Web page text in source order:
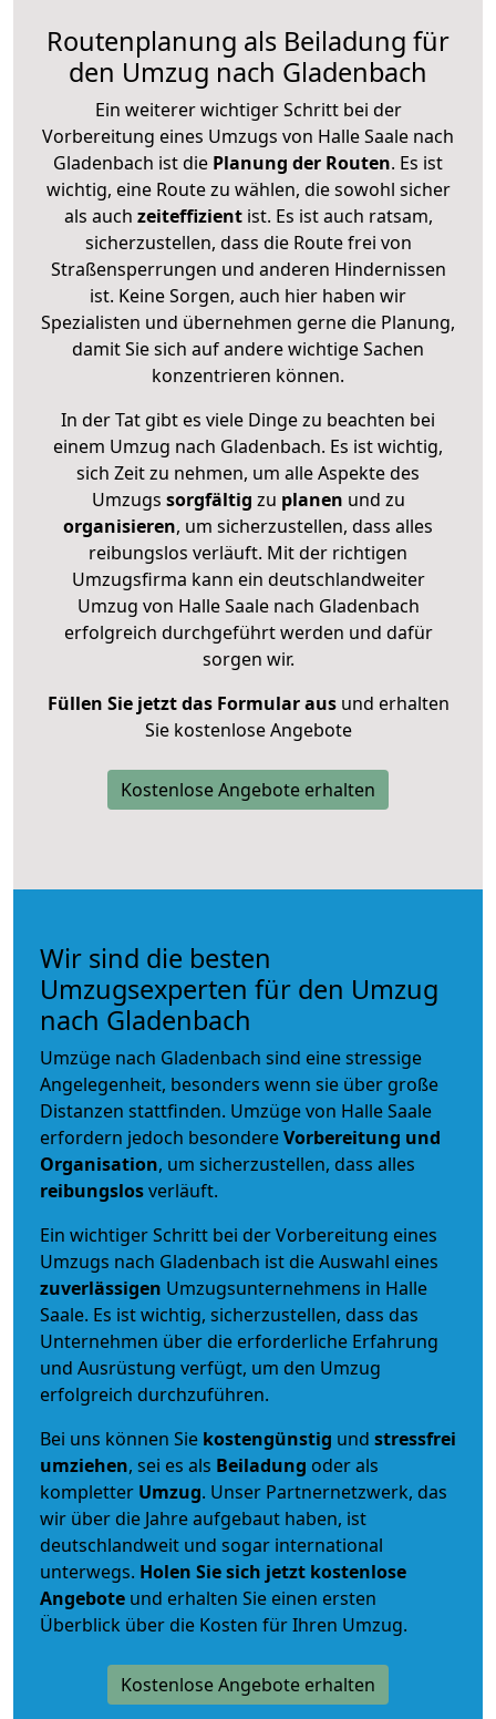
Routenplanung als Beiladung für
den Umzug nach Gladenbach
Ein weiterer wichtiger Schritt bei der
Vorbereitung eines Umzugs von Halle Saale nach
Gladenbach ist die Planung der Routen. Es ist
wichtig, eine Route zu wählen, die sowohl sicher
als auch zeiteffizientist. Es ist auch ratsam,
sicherzustellen, dass die Route frei von
Straßensperrungen und anderen Hindernissen
ist. Keine Sorgen, auch hier haben wir
Spezialisten und übernehmen gerne die Planung,
damit Sie sich auf andere wichtige Sachen
konzentrieren können.
In der Tat gibt es viele Dinge zu beachten bei
einem Umzug nach Gladenbach. Es ist wichtig,
sich Zeit zu nehmen, um alle Aspekte des
Umzugs sorgfältig zu planen und zu
organisieren, um sicherzustellen, dass alles
reibungslos verläuft. Mit der richtigen
Umzugsfirma kann ein deutschlandweiter
Umzug von Halle Saale nach Gladenbach
erfolgreich durchgeführt werden und dafür
sorgen wir.
Füllen Sie jetzt das Formular ausund erhalten
Sie kostenlose Angebote
Kostenlose Angebote erhalten
Wir sind die besten
Umzugsexperten für den Umzug
nach Gladenbach
Umzüge nach Gladenbach sind eine stressige
Angelegenheit, besonders wenn sie über große
Distanzen stattfinden. Umzüge von Halle Saale
erfordern jedoch besondereVorbereitung und
Organisation, um sicherzustellen, dass alles
reibungslosverläuft.
Ein wichtiger Schritt bei der Vorbereitung eines
Umzugs nach Gladenbach ist die Auswahl eines
zuverlässigen Umzugsunternehmens in Halle
Saale. Es ist wichtig, sicherzustellen, dass das
Unternehmen über die erforderliche Erfahrung
und Ausrüstung verfügt, um den Umzug
erfolgreich durchzuführen.
Bei uns können Sie kostengünstig und stressfrei
umziehen, sei es als Beiladung oder als
kompletter Umzug. Unser Partnernetzwerk, das
wir über die Jahre aufgebaut haben, ist
deutschlandweit und sogar international
unterwegs. Holen Sie sich jetzt kostenlose
Angebote und erhalten Sie einen ersten
Überblick über die Kosten für Ihren Umzug.
Kostenlose Angebote erhalten